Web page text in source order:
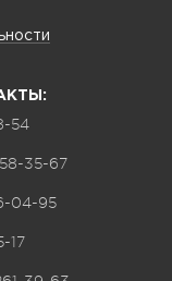
54
35-67
04-95
17